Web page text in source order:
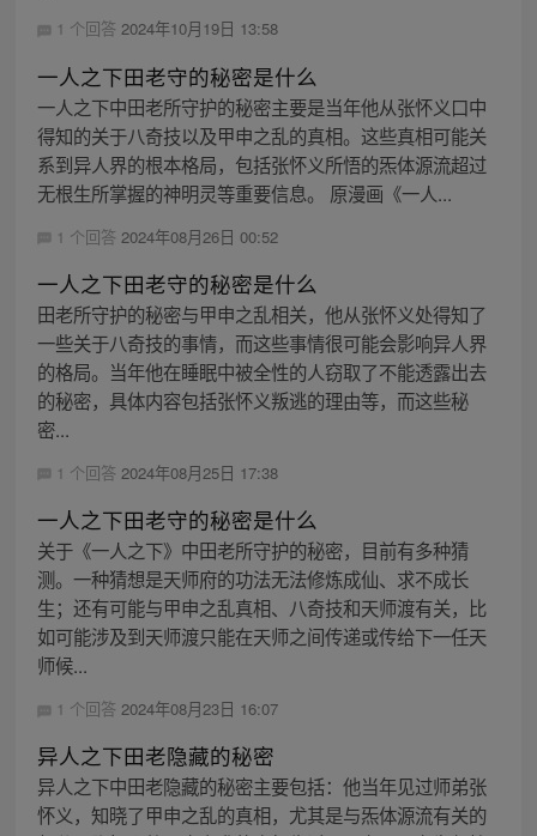
1 个回答 2024年10月19日 13:58
一人之下田老守的秘密是什么
一人之下中田老所守护的秘密主要是当年他从张怀义口中
得知的关于八奇技以及甲申之乱的真相。这些真相可能关
系到异人界的根本格局，包括张怀义所悟的炁体源流超过
无根生所掌握的神明灵等重要信息。 原漫画《一人...
1 个回答 2024年08月26日 00:52
一人之下田老守的秘密是什么
田老所守护的秘密与甲申之乱相关，他从张怀义处得知了
一些关于八奇技的事情，而这些事情很可能会影响异人界
的格局。当年他在睡眠中被全性的人窃取了不能透露出去
的秘密，具体内容包括张怀义叛逃的理由等，而这些秘
密...
1 个回答 2024年08月25日 17:38
一人之下田老守的秘密是什么
关于《一人之下》中田老所守护的秘密，目前有多种猜
测。一种猜想是天师府的功法无法修炼成仙、求不成长
生；还有可能与甲申之乱真相、八奇技和天师渡有关，比
如可能涉及到天师渡只能在天师之间传递或传给下一任天
师候...
1 个回答 2024年08月23日 16:07
异人之下田老隐藏的秘密
异人之下中田老隐藏的秘密主要包括：他当年见过师弟张
怀义，知晓了甲申之乱的真相，尤其是与炁体源流有关的